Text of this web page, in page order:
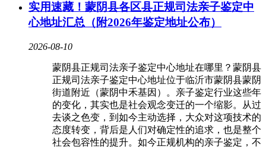
实用速藏！蒙阴县各区县正规司法亲子鉴定中
心地址汇总（附2026年鉴定地址公布）
2026-08-10
蒙阴县正规司法亲子鉴定中心地址在哪里？蒙阴县
正规司法亲子鉴定中心地址位于临沂市蒙阴县蒙阴
街道附近（蒙阴中禾基因）。亲子鉴定行业这些年
的变化，其实也是社会观念变迁的一个缩影。从过
去谈之色变，到如今主动选择，大众对这项技术的
态度转变，背后是人们对确定性的追求，也是整个
社会包容性的提升。如今正规机构的亲子鉴定，不